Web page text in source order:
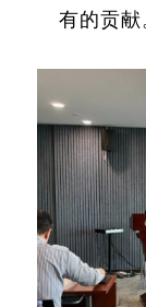
有的贡献